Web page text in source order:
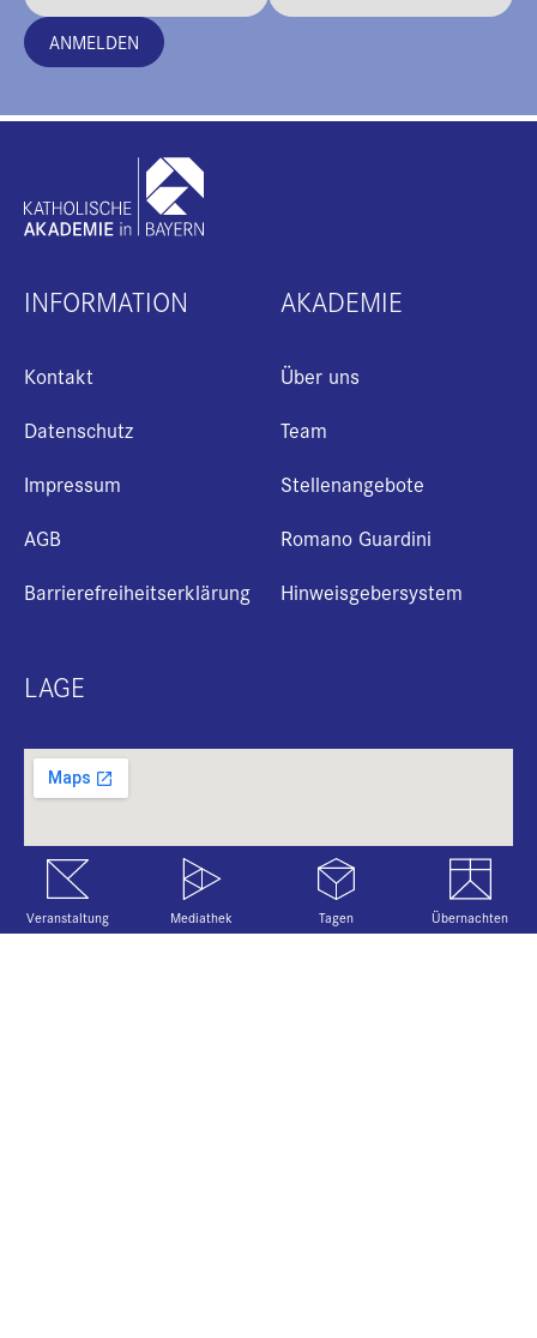
ANMELDEN
INFORMATION
Kontakt
Datenschutz
Impressum
AGB
Barrierefreiheitserklärung
AKADEMIE
Über uns
Team
Stellenangebote
Romano Guardini
Hinweisgebersystem
LAGE
Veranstaltung Mediathek Tagen Übernachten